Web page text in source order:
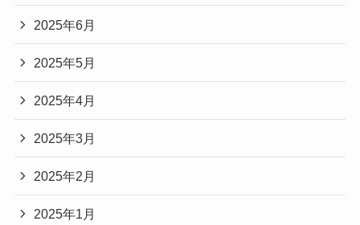
2025年6月
2025年5月
2025年4月
2025年3月
2025年2月
2025年1月